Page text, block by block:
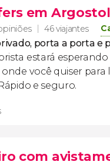
em
46 viajantes
porta a porta e
estará
você quiser para
e seguro.
com